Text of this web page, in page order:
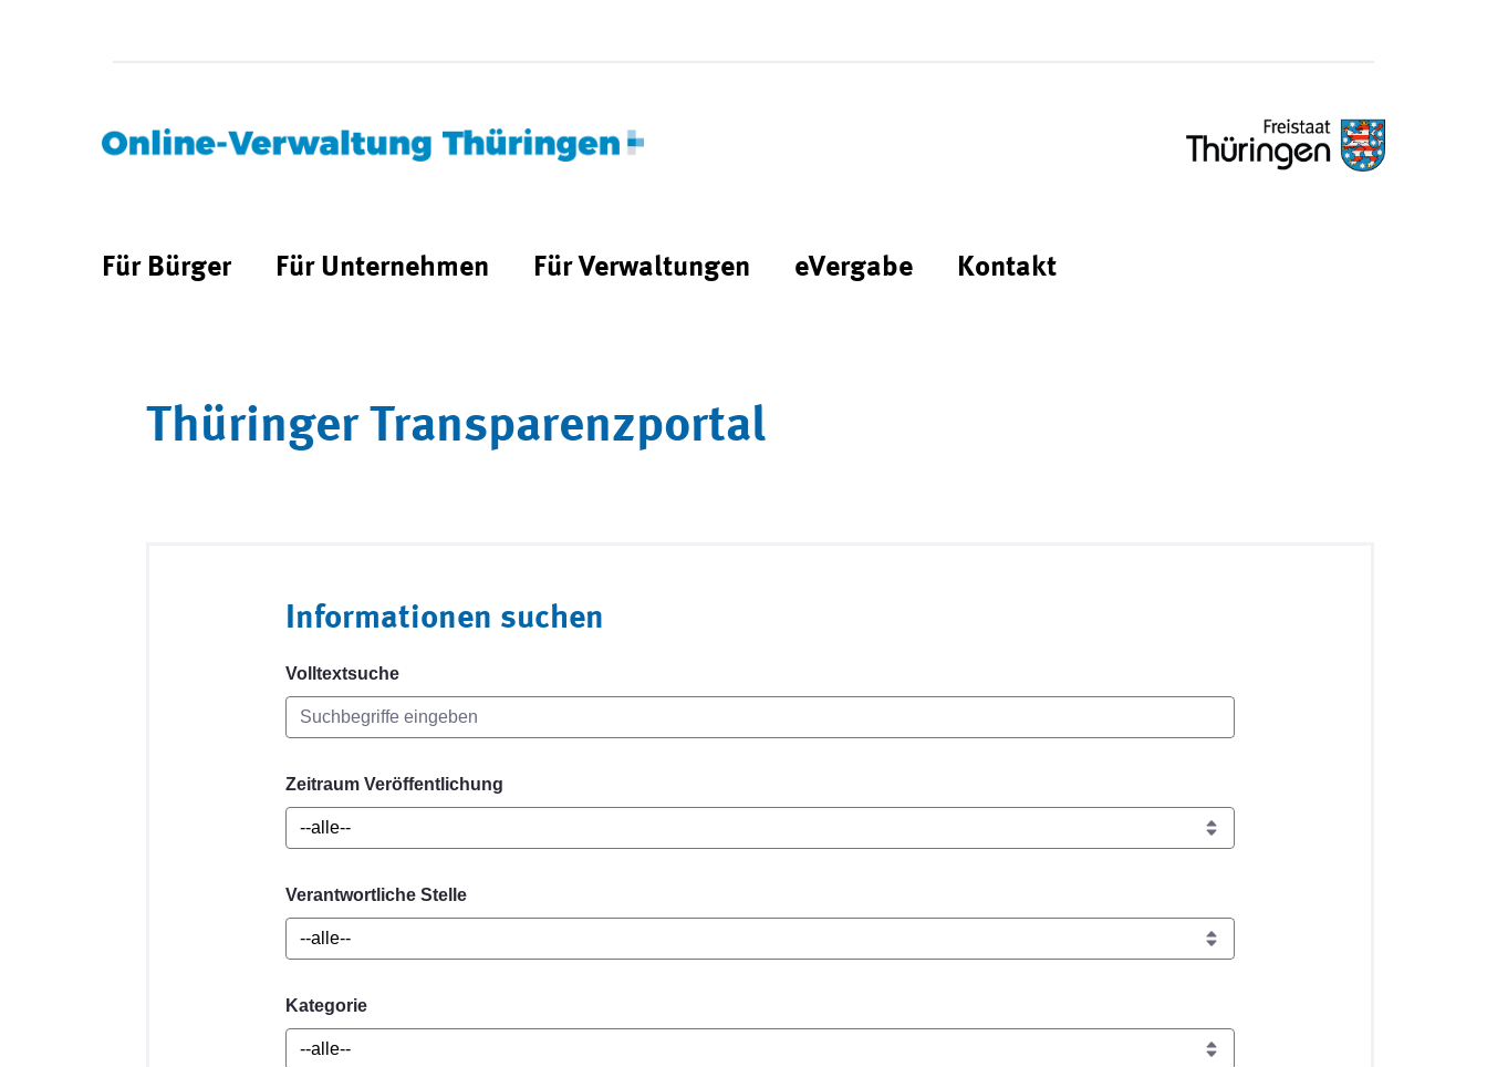
Für Bürger Für Unternehmen Für Verwaltungen eVergabe Kontakt
Thüringer Transparenzportal
Informationen suchen
Volltextsuche
Zeitraum Veröffentlichung
Verantwortliche Stelle
Kategorie